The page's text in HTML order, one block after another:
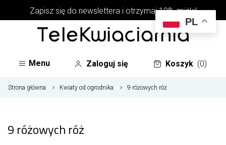
Zapisz się do newslettera i otrzymaj 10% zniżki!
Menu Zaloguj się Koszyk (0)
Strona główna Kwiaty od ogrodnika 9 różowych róż
9 różowych róż
PL